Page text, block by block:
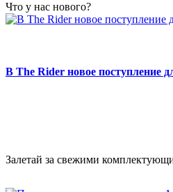
Что у нас нового?
В The Rider новое поступление
Залетай за свежими